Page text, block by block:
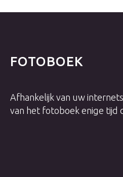
FOTOBOEK
Afhankelijk van uw
van het fotoboek enige tijd